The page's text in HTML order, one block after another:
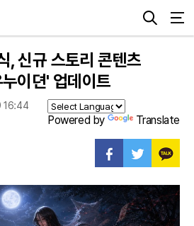
, 신규 스토리 콘텐츠
이뎐' 업데이트
16:44
Powered by Translate